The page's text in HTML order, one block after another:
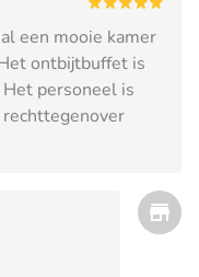
een mooie kamer
ontbijtbuffet is
personeel is